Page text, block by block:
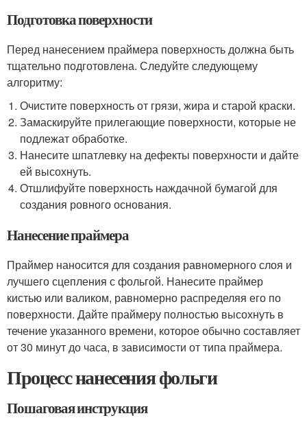
Подготовка поверхности
Перед нанесением праймера поверхность должна быть
тщательно подготовлена. Следуйте следующему
алгоритму:
Очистите поверхность от грязи, жира и старой краски.
Замаскируйте прилегающие поверхности, которые не
подлежат обработке.
Нанесите шпатлевку на дефекты поверхности и дайте
ей высохнуть.
Отшлифуйте поверхность наждачной бумагой для
создания ровного основания.
Нанесение праймера
Праймер наносится для создания равномерного слоя и
лучшего сцепления с фольгой. Нанесите праймер
кистью или валиком, равномерно распределяя его по
поверхности. Дайте праймеру полностью высохнуть в
течение указанного времени, которое обычно составляет
от 30 минут до часа, в зависимости от типа праймера.
Процесс нанесения фольги
Пошаговая инструкция